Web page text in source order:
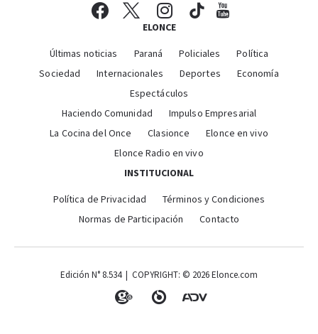
ELONCE
Últimas noticias Paraná Policiales
Política
Sociedad
Internacionales Deportes
Economía
Espectáculos
Haciendo Comunidad
Impulso Empresarial
La Cocina del Once
Clasionce
Elonce en vivo
Elonce Radio en vivo
INSTITUCIONAL
Política de Privacidad
Términos y Condiciones
Normas de Participación
Contacto
Edición N° 8.534 | COPYRIGHT: © 2026 Elonce.com